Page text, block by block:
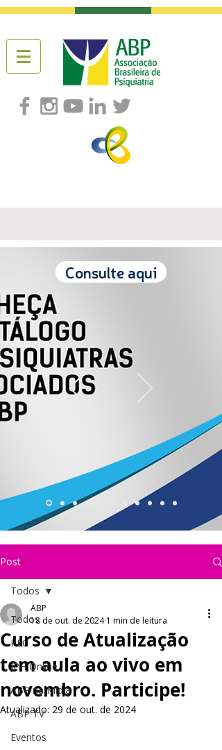
Consulte aqui
Post
Todos
PEC
JPH Online
ABP na Mídia
ABP TV
Eventos
Todos
Curso de Atualização
tem aula ao vivo em
novembro. Participe!
ABP
18 de out. de 2024 1 min de leitura
Atualizado: 29 de out. de 2024